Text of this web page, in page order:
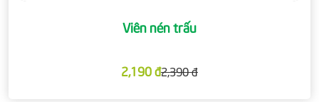
Viên nén trấu
2,190 đ2,390 đ